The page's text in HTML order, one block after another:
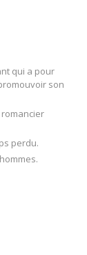
qui a pour
son
perdu.